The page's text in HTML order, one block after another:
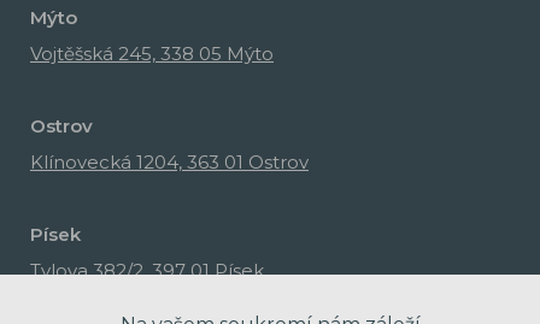
Mýto
Vojtěšská 245, 338 05 Mýto
Ostrov
Klínovecká 1204, 363 01 Ostrov
Písek
Tylova 382/2, 397 01 Písek